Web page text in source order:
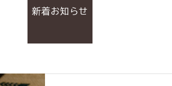
新着お知らせ